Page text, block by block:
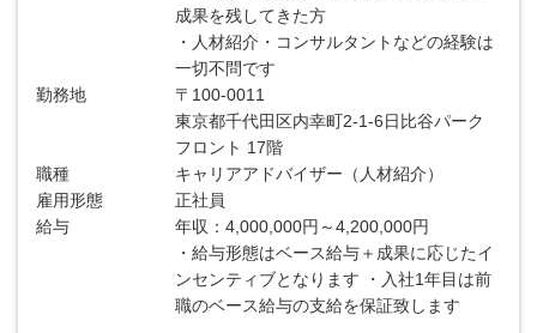
成果を残してきた方
・人材紹介・コンサルタントなどの経験は
一切不問です
勤務地
〒100-0011
東京都千代田区内幸町2-1-6日比谷パーク
フロント 17階
職種
キャリアアドバイザー（人材紹介）
雇用形態
正社員
給与
年収：4,000,000円～4,200,000円
・給与形態はベース給与＋成果に応じたイ
ンセンティブとなります ・入社1年目は前
職のベース給与の支給を保証致します